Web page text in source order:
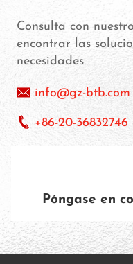
Consulta con
encontrar las
necesidades
info@gz-btb.com
+86-20-36832746
Póngase en